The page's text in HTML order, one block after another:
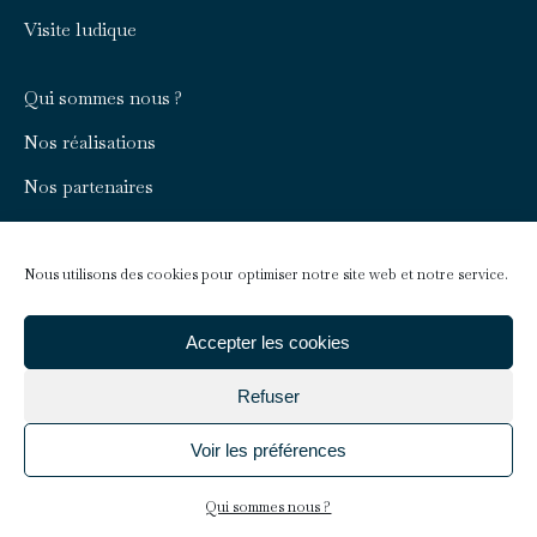
Nous utilisons des cookies pour optimiser notre site web et notre service.
Accepter les cookies
Refuser
Voir les préférences
Qui sommes nous ?
Visite ludique
Qui sommes nous ?
Nos réalisations
Nos partenaires
Nous contacter
Infos pratiques